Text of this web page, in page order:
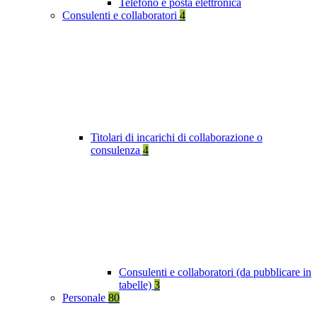
Telefono e posta elettronica
Consulenti e collaboratori 4
Titolari di incarichi di collaborazione o
consulenza 4
Consulenti e collaboratori (da pubblicare in
tabelle) 3
Personale 80